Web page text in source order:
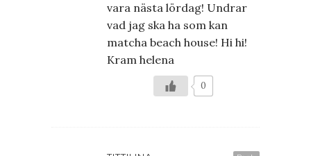
vara nästa lördag! Undrar
vad jag ska ha som kan
matcha beach house! Hi hi!
Kram helena
0